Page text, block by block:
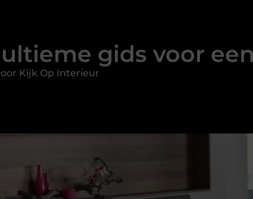
gids voor
Kijk Op Interieur